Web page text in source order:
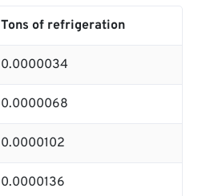
Tons of refrigeration
0.0000034
0.0000068
0.0000102
0.0000136